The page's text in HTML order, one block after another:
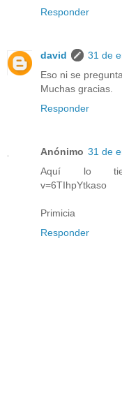
Responder
david
31 de
Eso ni se
Muchas gracias.
Responder
Anónimo 31 de
Aquí lo
v=6TIhpYtkaso
Primicia
Responder